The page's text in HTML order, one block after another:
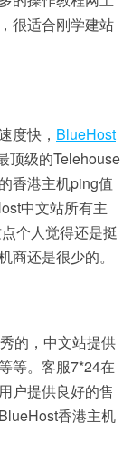
很适合刚学建站
度快， BlueHost
顶级的Telehouse
香港主机ping值
中文站所有主
个人觉得还是挺
还是很少的。
的，中文站提供
等。客服7*24在
户提供良好的售
香港主机